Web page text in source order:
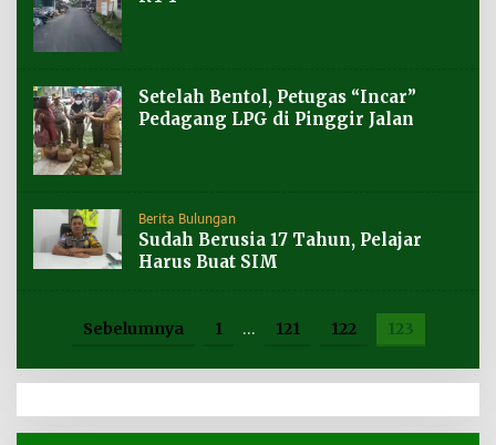
Setelah Bentol, Petugas “Incar”
Pedagang LPG di Pinggir Jalan
Berita Bulungan
Sudah Berusia 17 Tahun, Pelajar
Harus Buat SIM
Sebelumnya 1 … 121 122 123